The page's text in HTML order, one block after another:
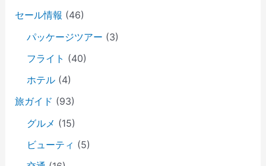
セール情報 (46)
パッケージツアー (3)
フライト (40)
ホテル(4)
旅ガイド (93)
グルメ (15)
ビューティ (5)